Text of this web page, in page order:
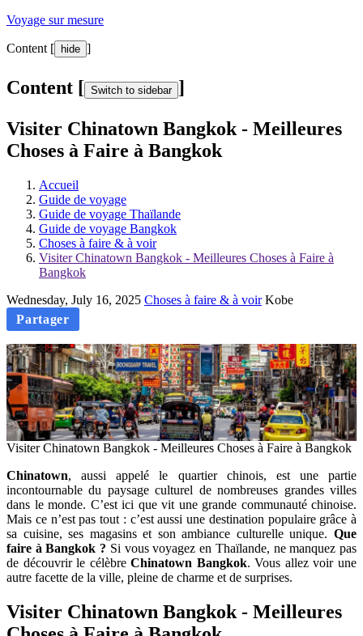
Voyage sur mesure
Content [ hide ]
Content [ Switch to sidebar ]
Visiter Chinatown Bangkok - Meilleures
Choses à Faire à Bangkok
Accueil
Guide de voyage
Guide de voyage Thaïlande
Guide de voyage Bangkok
Choses à faire & à voir
Visiter Chinatown Bangkok - Meilleures Choses à Faire à
Bangkok
Wednesday, July 16, 2025 Choses à faire & à voir Kobe
Partager
Visiter Chinatown Bangkok - Meilleures Choses à Faire à Bangkok
Chinatown, aussi appelé le quartier chinois, est une partie
incontournable du paysage culturel de nombreuses grandes villes
dans le monde. C’est ici que vit une grande communauté chinoise.
Mais ce n’est pas tout : c’est aussi une destination populaire grâce à
sa cuisine, ses magasins et son ambiance culturelle unique. Que
faire à Bangkok ? Si vous voyagez en Thaïlande, ne manquez pas
de découvrir le célèbreChinatown Bangkok. Vous allez voir une
autre facette de la ville, pleine de charme et de surprises.
Visiter Chinatown Bangkok - Meilleures